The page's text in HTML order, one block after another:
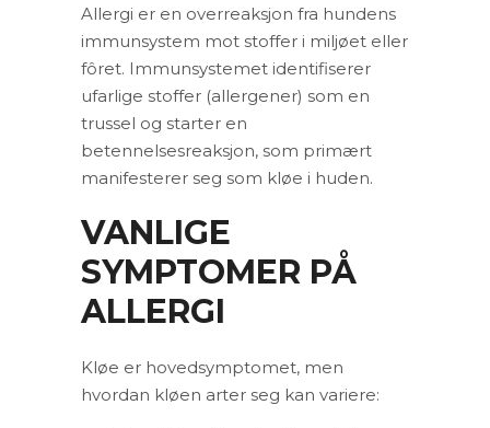
Allergi er en overreaksjon fra hundens
immunsystem mot stoffer i miljøet eller
fôret. Immunsystemet identifiserer
ufarlige stoffer (allergener) som en
trussel og starter en
betennelsesreaksjon, som primært
manifesterer seg som kløe i huden.
VANLIGE
SYMPTOMER PÅ
ALLERGI
Kløe er hovedsymptomet, men
hvordan kløen arter seg kan variere: